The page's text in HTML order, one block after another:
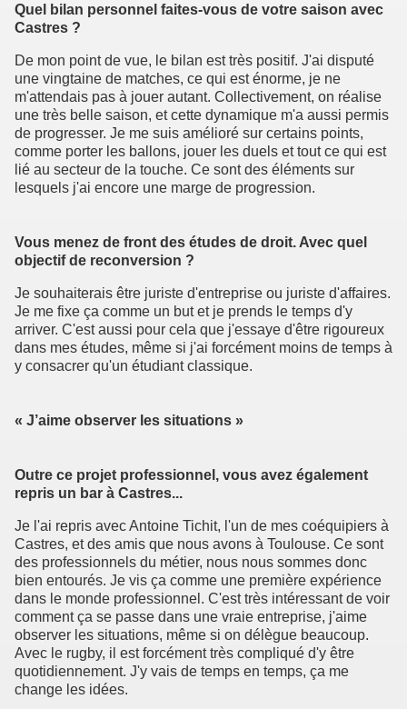
Quel bilan personnel faites-vous de votre saison avec
Castres ?
De mon point de vue, le bilan est très positif. J'ai disputé
une vingtaine de matches, ce qui est énorme, je ne
m'attendais pas à jouer autant. Collectivement, on réalise
une très belle saison, et cette dynamique m'a aussi permis
de progresser. Je me suis amélioré sur certains points,
comme porter les ballons, jouer les duels et tout ce qui est
lié au secteur de la touche. Ce sont des éléments sur
lesquels j'ai encore une marge de progression.
Vous menez de front des études de droit. Avec quel
objectif de reconversion ?
Je souhaiterais être juriste d'entreprise ou juriste d'affaires.
Je me fixe ça comme un but et je prends le temps d'y
arriver. C'est aussi pour cela que j'essaye d'être rigoureux
dans mes études, même si j'ai forcément moins de temps à
y consacrer qu'un étudiant classique.
« J’aime observer les situations »
Outre ce projet professionnel, vous avez également
repris un bar à Castres...
Je l'ai repris avec Antoine Tichit, l'un de mes coéquipiers à
Castres, et des amis que nous avons à Toulouse. Ce sont
des professionnels du métier, nous nous sommes donc
bien entourés. Je vis ça comme une première expérience
dans le monde professionnel. C'est très intéressant de voir
comment ça se passe dans une vraie entreprise, j'aime
observer les situations, même si on délègue beaucoup.
Avec le rugby, il est forcément très compliqué d'y être
quotidiennement. J'y vais de temps en temps, ça me
change les idées.